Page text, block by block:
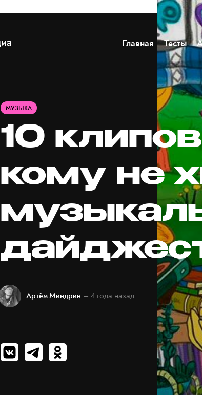
Главная Тесты
МУЗЫКА
10
кому не
Артём Миндрин — 4 года назад